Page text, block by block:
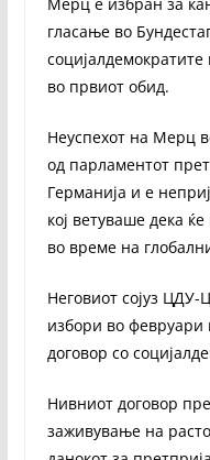
гласање во
во првиот обид.
Неуспехот на Мерц
од парламентот
Германија и е
кој ветуваше дека
во време на
Неговиот сојуз ЦДУ-
избори во февруари
договор со
Нивниот договор
заживување на